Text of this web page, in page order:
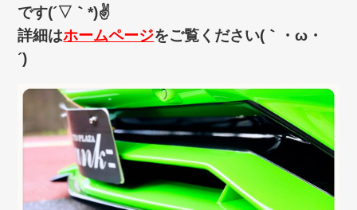
です(´▽｀*)✌
詳細はホームページをご覧ください(｀・ω・
´)ゞ